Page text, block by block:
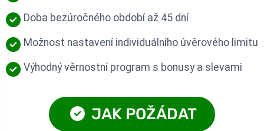
Doba bezúročného období až 45 dní
Možnost nastavení individuálního úvěrového limitu
Výhodný věrnostní program s bonusy a slevami
JAK POŽÁDAT